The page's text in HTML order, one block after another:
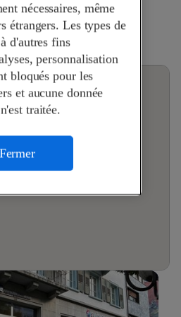
nécessaires, même
étrangers. Les types de
d'autres fins
personnalisation
bloqués pour les
et aucune donnée
traitée.
Fermer